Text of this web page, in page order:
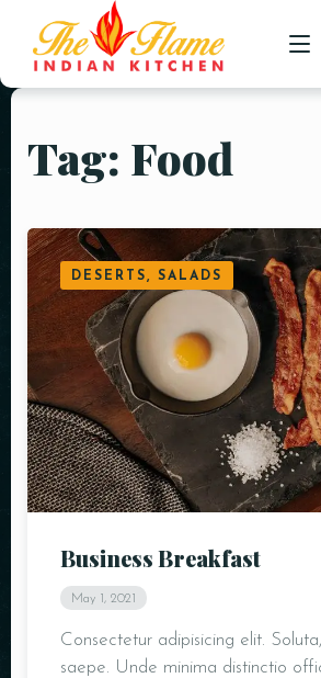
HOME
DINE-IN MENU(S)
RESERVATION
GALLERY
CONTACT
Tag: Food
DESERTS, SALADS
Business Breakfast
May 1, 2021
Consectetur adipisicing elit.
saepe. Unde minima distinctio